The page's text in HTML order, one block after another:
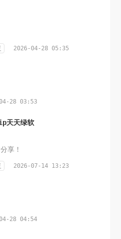
2026-04-28 05:35
28 03:53
天天绿软
享！
2026-07-14 13:23
28 04:54